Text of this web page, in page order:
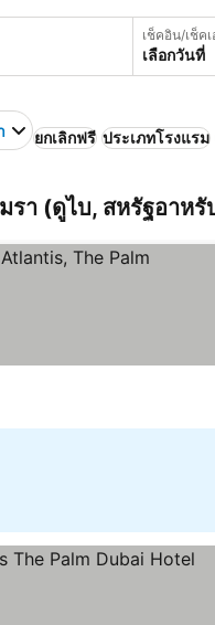
เช็คอิน/เช็ค
เลือกวันที่
ยกเลิกฟรี ประเภทโรงแรม
า (ดูไบ, สหรัฐอาหรั